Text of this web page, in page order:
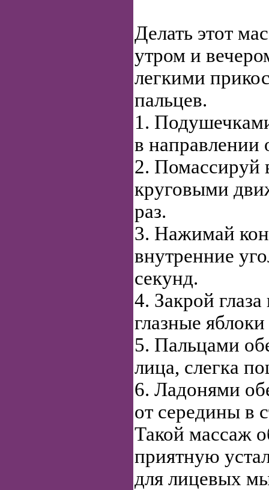
Делать этот
утром и
легкими
пальцев.
1.
в направлении
2. Помассируй
круговыми
раз.
3. Нажимай
внутренние
секунд.
4. Закрой
глазные
5. Пальцами
лица, слегка
6. Ладонями
от середины в
Такой массаж
приятную
для лицевых